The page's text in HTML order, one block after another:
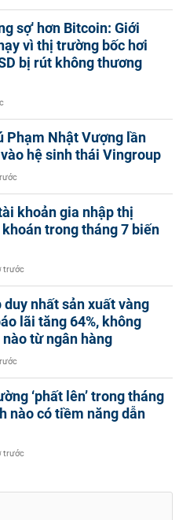
sợ' hơn Bitcoin: Giới
vì thị trường bốc hơi
bị rút không thương
Phạm Nhật Vượng lần
hệ sinh thái Vingroup
khoản gia nhập thị
trong tháng 7 biến
trước
duy nhất sản xuất vàng
lãi tăng 64%, không
từ ngân hàng
‘phất lên’ trong tháng
nào có tiềm năng dẫn
trước